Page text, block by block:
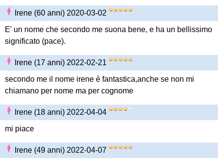
Irene (60 anni) 2020-03-02
E' un nome che secondo me suona bene, e ha un bellissimo
significato (pace).
Irene (17 anni) 2022-02-21
secondo me il nome irene è fantastica,anche se non mi
chiamano per nome ma per cognome
Irene (18 anni) 2022-04-04
mi piace
Irene (49 anni) 2022-04-07